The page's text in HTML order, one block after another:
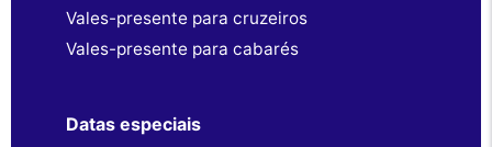
Vales-presente para cruzeiros
Vales-presente para cabarés
Datas especiais